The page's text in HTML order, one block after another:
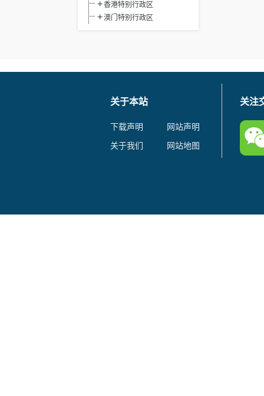
香港特别行政区
澳门特别行政区
关于本站
下载声明
网站声明
关于我们
网站地图
关注